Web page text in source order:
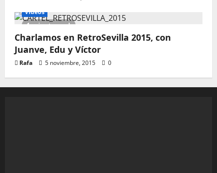
1 minute read
Vídeos
Charlamos en RetroSevilla 2015, con
Juanve, Edu y Víctor
Rafa 5 noviembre, 2015 0